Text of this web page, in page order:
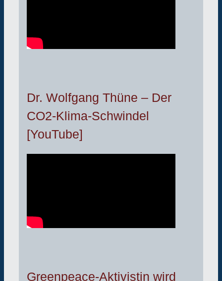
Dr. Wolfgang Thüne – Der
CO2-Klima-Schwindel
[YouTube]
Greenpeace-Aktivistin wird